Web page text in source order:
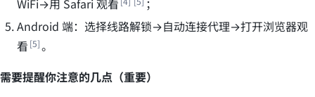
Android 端：选择线路解锁→自动连接代理→打开浏览器观
看
。
需要提醒你注意的几点（重要）